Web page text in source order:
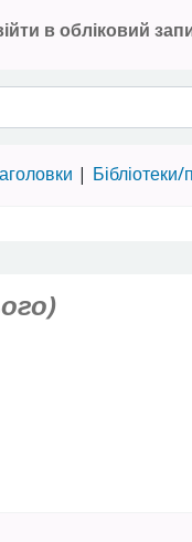
в обліковий
Бібліотеки/